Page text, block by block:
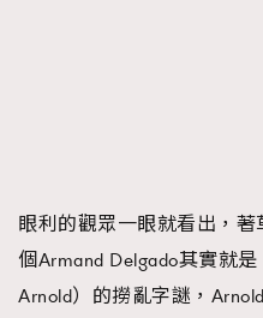
眼利的觀眾一眼就看出，
個Armand Delgado其實就
Arnold）的撈亂字謎，